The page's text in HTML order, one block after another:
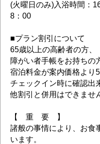
(火曜日のみ)入浴時間：
8：00
■プラン割引について
65歳以上の高齢者の方、
障がい者手帳をお持ちの
宿泊料金が案内価格より
チェックイン時に確認出
他割引と併用はできませ
【 重 要 】
諸般の事情により、お食
います。